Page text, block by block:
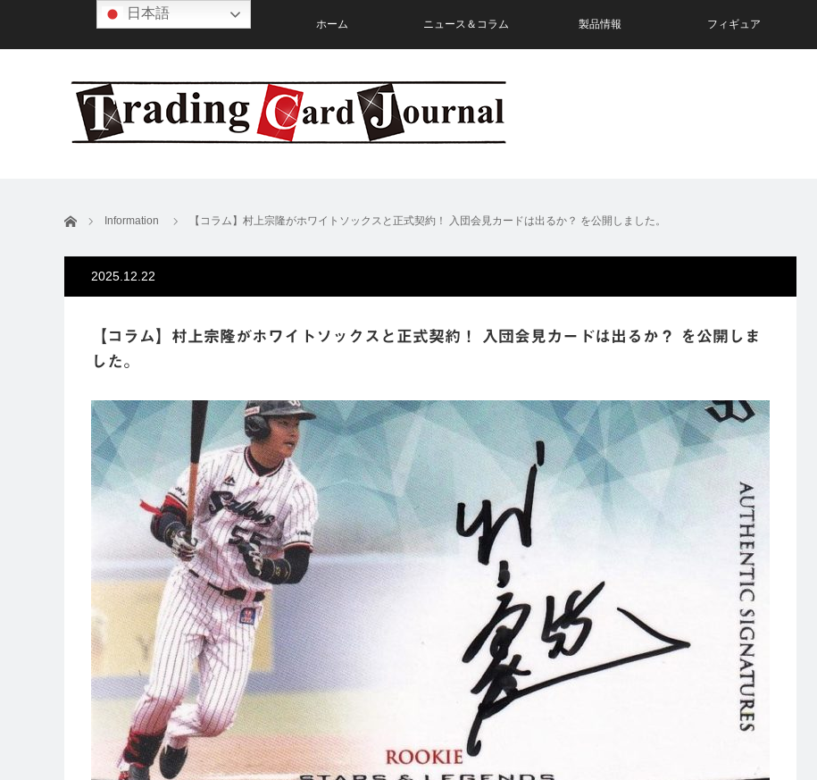
ホーム ニュース＆コラム 製品情報 フィギュア
ホーム Information 【コラム】村上宗隆がホワイトソックスと正式契約！ 入団会見カードは出るか？ を公開しました。
2025.12.22
【コラム】村上宗隆がホワイトソックスと正式契約！ 入団会見カードは出るか？ を公開しま
した。
日本語